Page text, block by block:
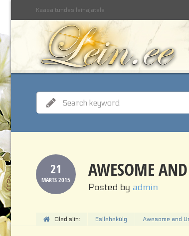
Kaasa tundes leinajatele
21
MÄRTS2015 AWESOME
Posted by admin
Oled siin: Esilehekülg Awesome and